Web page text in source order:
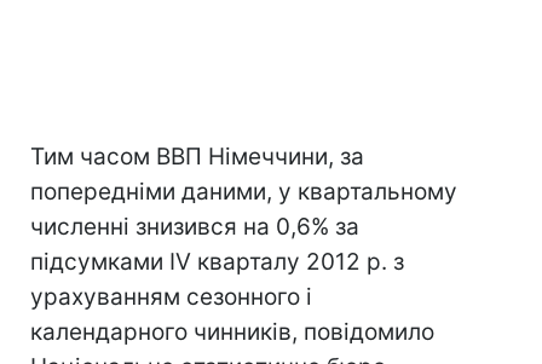
Тим часом ВВП Німеччини, за
попередніми даними, у квартальному
численні знизився на 0,6% за
підсумками IV кварталу 2012 р. з
урахуванням сезонного і
календарного чинників, повідомило